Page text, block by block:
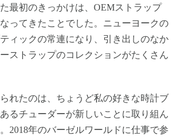
最初のきっかけは、OEMストラップ
ってきたことでした。ニューヨークの
ィックの常連になり、引き出しのなか
ストラップのコレクションがたくさん
れたのは、ちょうど私の好きな時計ブ
るチューダーが新しいことに取り組ん
2018年のバーゼルワールドに仕事で参